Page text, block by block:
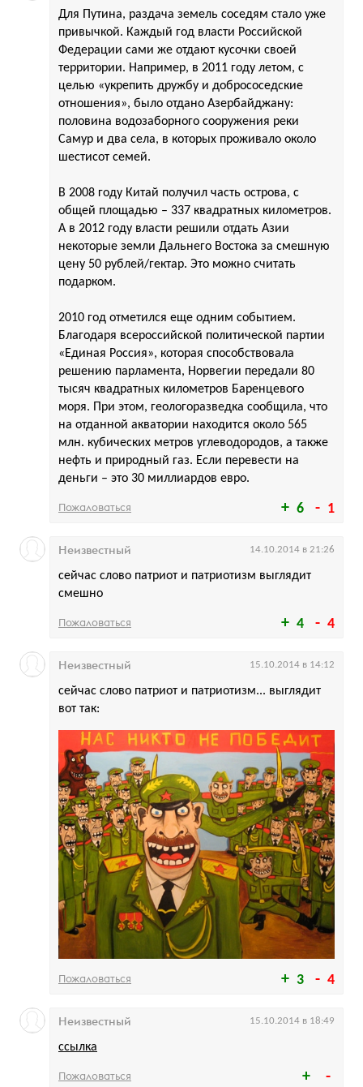
6 1
Для Путина, раздача земель соседям стало уже
привычкой. Каждый год власти Российской
Федерации сами же отдают кусочки своей
территории. Например, в 2011 году летом, с
целью «укрепить дружбу и добрососедские
отношения», было отдано Азербайджану:
половина водозаборного сооружения реки
Самур и два села, в которых проживало около
шестисот семей.
В 2008 году Китай получил часть острова, с
общей площадью – 337 квадратных километров.
А в 2012 году власти решили отдать Азии
некоторые земли Дальнего Востока за смешную
цену 50 рублей/гектар. Это можно считать
подарком.
2010 год отметился еще одним событием.
Благодаря всероссийской политической партии
«Единая Россия», которая способствовала
решению парламента, Норвегии передали 80
тысяч квадратных километров Баренцевого
моря. При этом, геологоразведка сообщила, что
на отданной акватории находится около 565
млн. кубических метров углеводородов, а также
нефть и природный газ. Если перевести на
деньги – это 30 миллиардов евро.
Пожаловаться
4 4
сейчас слово патриот и патриотизм выглядит
смешно
Неизвестный 14.10.2014 в 21:26
Пожаловаться
3 4
сейчас слово патриот и патриотизм... выглядит
вот так:
Неизвестный 15.10.2014 в 14:12
Пожаловаться
ссылка
Неизвестный 15.10.2014 в 18:49
Пожаловаться